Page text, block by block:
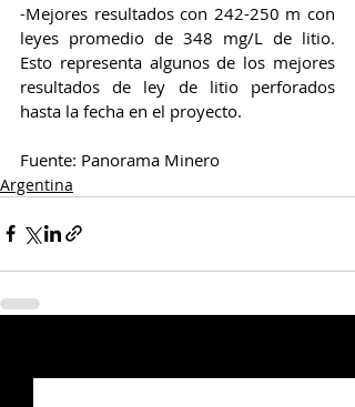
-Mejores resultados con 242-250 m con
leyes promedio de 348 mg/L de litio.
Esto representa algunos de los mejores
resultados de ley de litio perforados
hasta la fecha en el proyecto.
Fuente: Panorama Minero
Argentina